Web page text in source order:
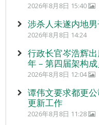
2026年8月8日 15:40
涉杀人未遂内地
2026年8月8日 14:24
行政长官岑浩辉
年 – 第四届架构成
2026年8月8日 12:04
谭伟文要求都更
更新工作
2026年8月8日 11:28